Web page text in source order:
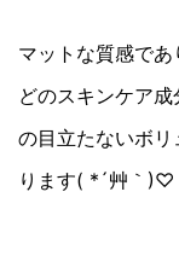
マットな質感で
どのスキンケア
の目立たないボ
ります( *´艸｀)♡